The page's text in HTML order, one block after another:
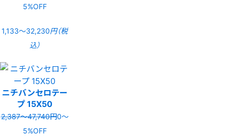
5%OFF
1,133〜32,230円（税
込）
ニチバンセロテー
プ 15X50
2,387〜47,740円0〜
5%OFF